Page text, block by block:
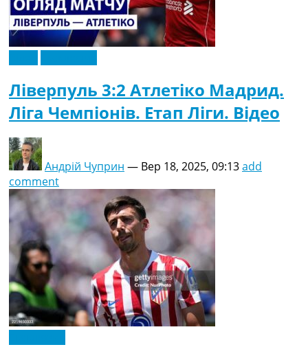
Ліверпуль 3:2 Атлетіко Мадрид.
Ліга Чемпіонів. Етап Ліги. Відео
Андрій Чуприн — Вер 18, 2025, 09:13add
comment